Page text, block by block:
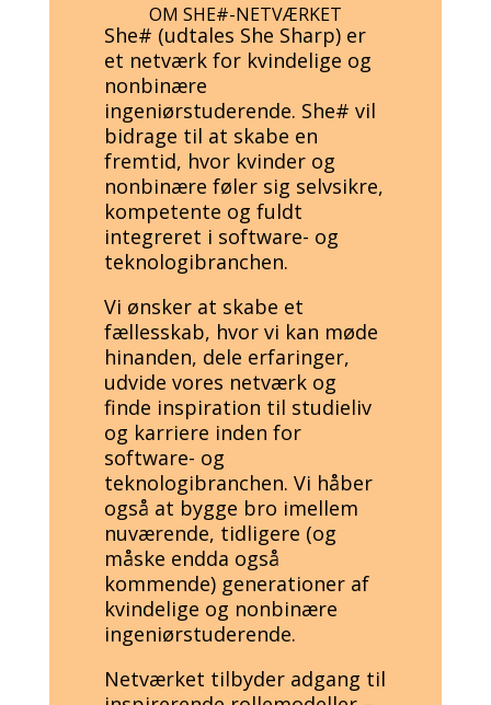
OM SHE#-NETVÆRKET
She# (udtales She Sharp) er
et netværk for kvindelige og
nonbinære
ingeniørstuderende. She# vil
bidrage til at skabe en
fremtid, hvor kvinder og
nonbinære føler sig selvsikre,
kompetente og fuldt
integreret i software- og
teknologibranchen.
Vi ønsker at skabe et
fællesskab, hvor vi kan møde
hinanden, dele erfaringer,
udvide vores netværk og
finde inspiration til studieliv
og karriere inden for
software- og
teknologibranchen. Vi håber
også at bygge bro imellem
nuværende, tidligere (og
måske endda også
kommende) generationer af
kvindelige og nonbinære
ingeniørstuderende.
Netværket tilbyder adgang til